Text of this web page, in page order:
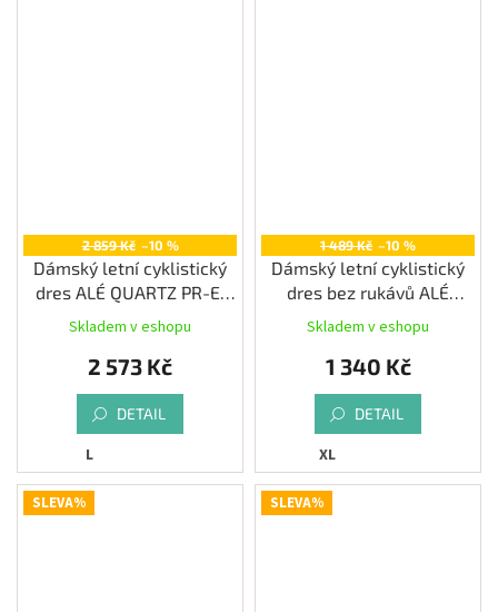
2 859 Kč –10 %
Dámský letní cyklistický
dres ALÉ QUARTZ PR-E,
Skladem v eshopu
2 573 Kč
DETAIL
L
1 489 Kč –10 %
Dámský letní cyklistický
dres bez rukávů ALÉ
PRAGMA COLOR BLOCK,
Skladem v eshopu
1 340 Kč
DETAIL
XL
SLEVA% SLEVA%